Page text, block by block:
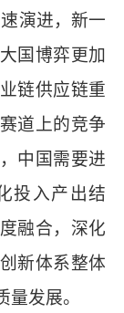
演进，新一
国博弈更加
链供应链重
道上的竞争
中国需要进
投入产出结
融合，深化
新体系整体
发展。